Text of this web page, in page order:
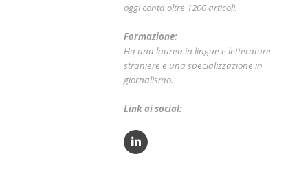
oggi conta oltre 1200 articoli.
Formazione:
Ha una laurea in lingue e letterature
straniere e una specializzazione in
giornalismo.
Link ai social: